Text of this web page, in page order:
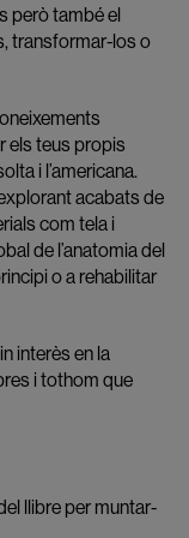
però també el
transformar-los o
els teus propis
i l’americana.
acabats de
com tela i
de l’anatomia del
o a rehabilitar
interès en la
i tothom que
llibre per muntar-